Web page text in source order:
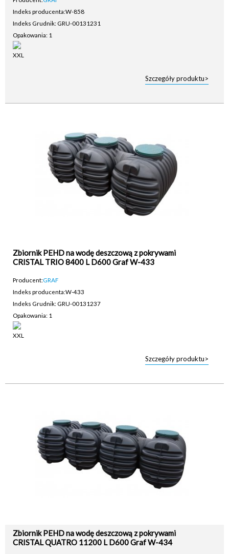
Indeks producenta:W-858
Indeks Grudnik: GRU-00131231
Opakowania: 1
Szczegóły produktu>
Zbiornik PEHD na wodę deszczową z pokrywami
CRISTAL TRIO 8400 L D600 Graf W-433
Producent:GRAF
Indeks producenta:W-433
Indeks Grudnik: GRU-00131237
Opakowania: 1
Szczegóły produktu>
Zbiornik PEHD na wodę deszczową z pokrywami
CRISTAL QUATRO 11200 L D600 Graf W-434